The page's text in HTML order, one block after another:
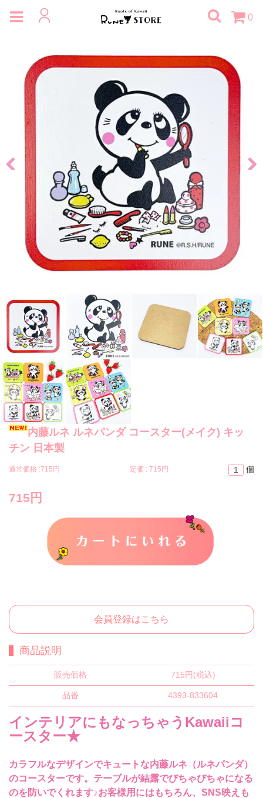
0
Previous
内藤ルネ ルネパンダ コースター(メイク) キッ
チン 日本製
通常価格 :715円 定価 : 715円
715円
個
カートに入れる
会員登録はこちら
商品説明
販売価格 715円(税込)
品番 4393-833604
インテリアにもなっちゃうKawaiiコ
ースター★
カラフルなデザインでキュートな内藤ルネ（ルネパンダ）
のコースターです。テーブルが結露でびちゃびちゃになる
のを防いでくれます♪お客様用にはもちろん、SNS映えも